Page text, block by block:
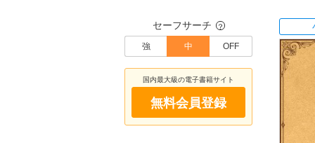
セーフサーチ ？
強 中 OFF
国内最大級の電子書籍サイト
無料会員登録